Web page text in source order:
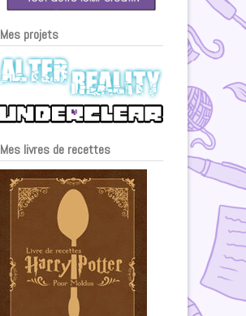
Mes projets
Mes livres de recettes